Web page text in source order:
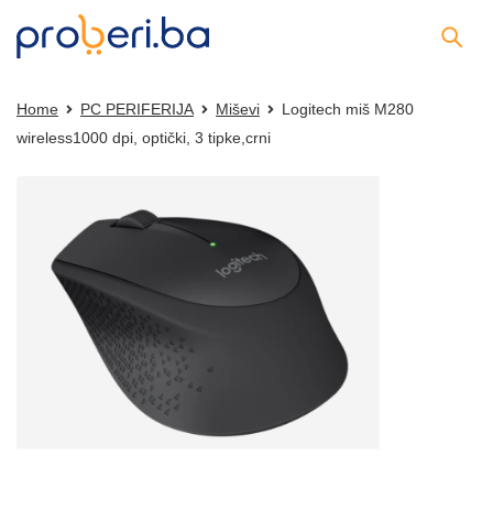
Home PC PERIFERIJA Miševi
Logitech miš M280
wireless1000 dpi, optički, 3 tipke,crni